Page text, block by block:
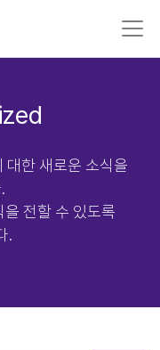
대한 새로운 소식을
전할 수 있도록
.